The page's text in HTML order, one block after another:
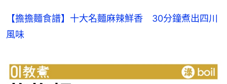
【擔擔麵食譜】十大名麵麻辣鮮香　30分鐘煮出四川
風味